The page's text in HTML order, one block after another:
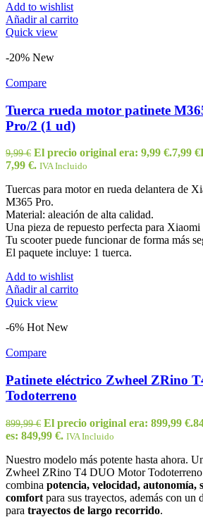
Add to wishlist
Añadir al carrito
Quick view
-20% New
Compare
Tuerca rueda motor patinete
Pro/2 (1 ud)
9,99€ El precio original era: 9,99 €.7,99 €
7,99 €. IVA Incluido
Tuercas para motor en rueda delantera de
M365 Pro.
Material: aleación de alta calidad.
Una pieza de repuesto perfecta para
Tu scooter puede funcionar de forma más
El paquete incluye: 1 tuerca.
Add to wishlist
Añadir al carrito
Quick view
-6% Hot New
Compare
Patinete eléctrico Zwheel ZRino
Todoterreno
899,99€ El precio original era: 899,99 €.
es: 849,99 €. IVA Incluido
Nuestro modelo más potente hasta ahora.
Zwheel ZRino T4 DUO Motor
combina potencia, velocidad, autonomía,
comfort para sus trayectos, además con un
para trayectos de largo recorrido.